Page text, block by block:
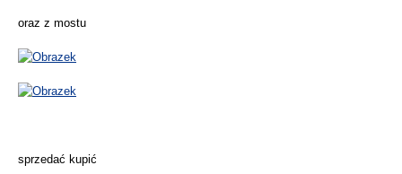
oraz z mostu
sprzedać kupić